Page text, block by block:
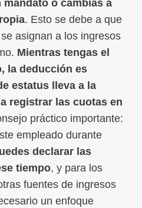
o cambias a
. Esto se debe a que
asignan a los ingresos
Mientras tengas el
la deducción es
estatus lleva a la
registrar las cuotas en
práctico importante:
empleado durante
declarar las
tiempo, y para los
fuentes de ingresos
un enfoque